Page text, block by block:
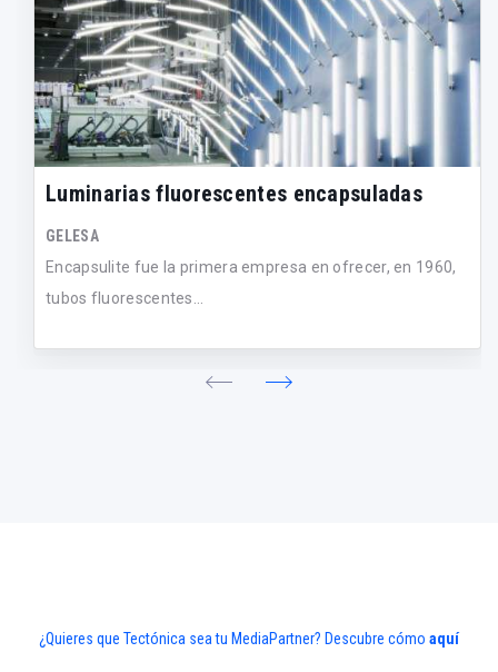
Luminarias fluorescentes encapsuladas
GELESA
Encapsulite fue la primera empresa en ofrecer, en 1960,
tubos fluorescentes...
¿Quieres que Tectónica sea tu MediaPartner? Descubre cómo aquí